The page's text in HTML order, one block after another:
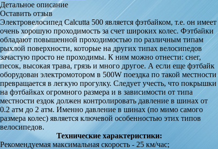
Детальное описание
Оставить отзыв
Электровелосипед Calcutta 500 является фэтбайком, т.е. он имеет
очень хорошую проходимость за счет широких колес. Фэтбайки
обладают повышенной проходимостью по различным типам
рыхлой поверхности, которые на других типах велосипедов
зачастую просто не проходимы. К ним можно отнести: снег,
песок, высокая трава, грязь и много другое. А если еще фэтбайк
оборудован электромотором в 500W поездка по такой местности
превращается в легкую прогулку. Следует учесть, что покрышки
на фэтбайках огромного размера и в зависимости от типа
местности ездок должен контролировать давление в шинах от
0.2 атм до 2 атм. Именно давление в шинах (по мимо самого
размера колес) является ключевой особенностью этих типов
велосипедов.
Технические характеристики:
Рекомендуемая максимальная скорость - 25 км/час;